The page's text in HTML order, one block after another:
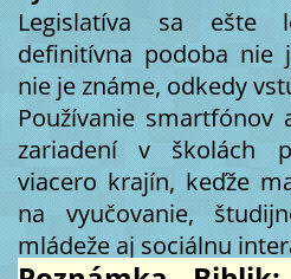
Legislatíva sa ešte
definitívna podoba nie
nie je známe, odkedy
Používanie smartfónov
zariadení v školách
viacero krajín, keďže
na vyučovanie,
mládeže aj sociálnu